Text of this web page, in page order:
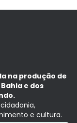
na produção de
e dos
e cultura.